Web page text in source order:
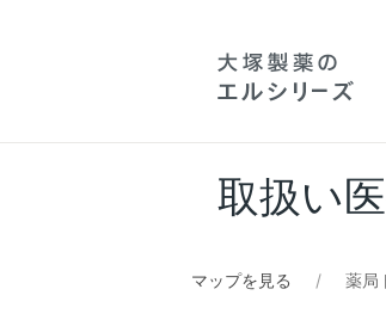
取扱い
マップを見る 薬局